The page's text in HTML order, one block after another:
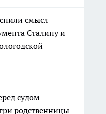
смысл
Сталину и
судом
родственницы